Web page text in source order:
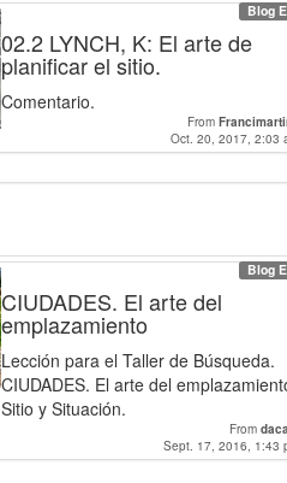
Blog
02.2 LYNCH, K: El arte de
planificar el sitio.
Comentario.
From
Oct. 20, 2017, 2:03
Blog
CIUDADES. El arte del
emplazamiento
Lección para el Taller de Búsqueda.
CIUDADES. El arte del
Sitio y Situación.
From
Sept. 17, 2016, 1:43